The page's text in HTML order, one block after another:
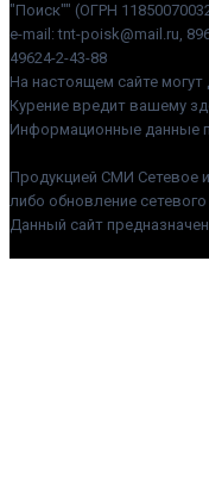
"Поиск"" (ОГРН
e-mail: tnt-poisk@mail.ru,
49624-2-43-88
На настоящем сайте
Курение вредит вашему
Информационные данные
Продукцией СМИ Сетевое
либо обновление сетевого
Данный сайт